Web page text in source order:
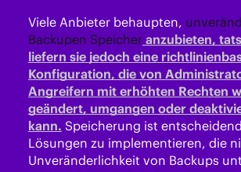
Viele Anbieter behaupten,
Backupen Speicher anzubieten,
liefern sie jedoch eine
Konfiguration, die von
Angreifern mit erhöhten Rechten
geändert, umgangen oder
kann. Speicherung ist
Lösungen zu implementieren, die
Unveränderlichkeit von Backups